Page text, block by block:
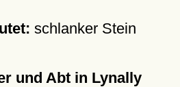
schlanker Stein
und Abt in Lynally